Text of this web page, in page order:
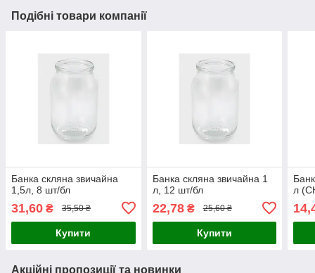
Подібні товари компанії
Банка скляна звичайна
1,5л, 8 шт/бл
31,60 ₴ 35,50 ₴
Купити
Банка скляна звичайна 1
л, 12 шт/бл
22,78₴ 25,60 ₴
Купити
л
Акційні пропозиції та новинки